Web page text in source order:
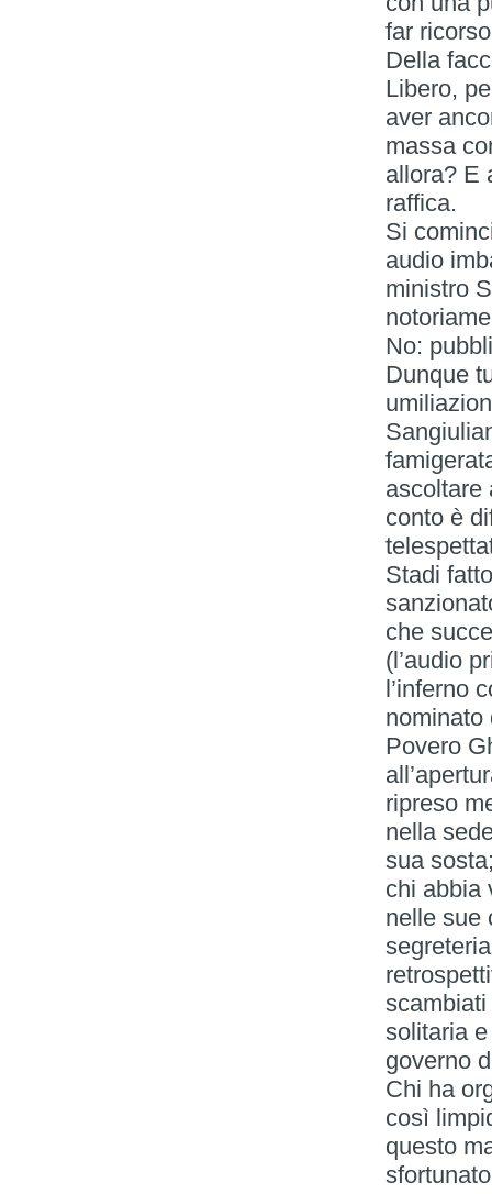
far
Della
Libero,
aver
massa
allora? E
raffica.
Si
audio
ministro
No:
Dunque
ascoltare
conto è
Stadi
che
(l’audio
l’inferno
nominato
Povero
ripreso
nella
sua
chi abbia
nelle sue
solitaria
governo
Chi ha
così
questo